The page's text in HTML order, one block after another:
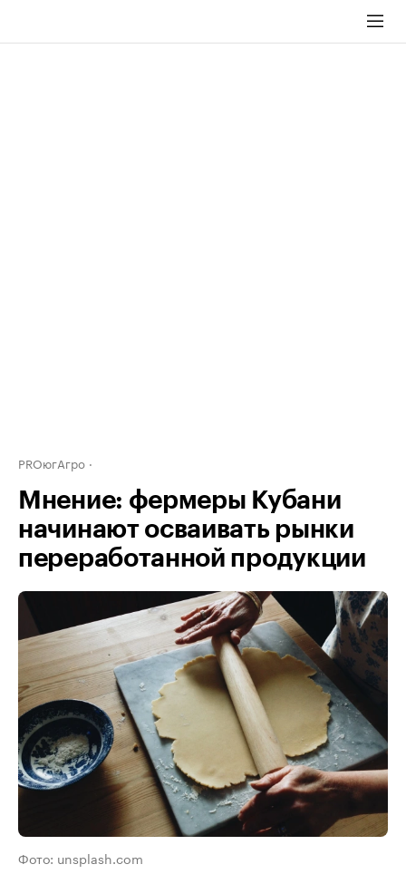
PROюгАгро
Мнение: фермеры Кубани
начинают осваивать рынки
переработанной продукции
Фото: unsplash.com